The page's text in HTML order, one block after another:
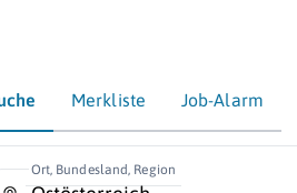
Merkliste Job-Alarm
Ort, Bundesland, Region